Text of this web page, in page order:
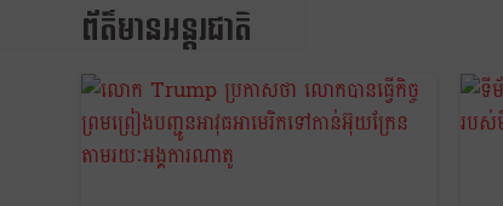
ព័ត៌មានអន្តរជាតិ